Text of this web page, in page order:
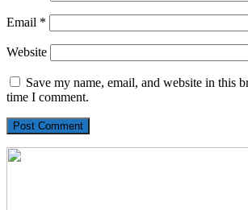
Email *
Website
Save my name, email, and website in this
time I comment.